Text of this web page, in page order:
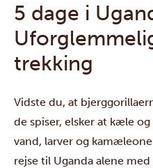
5 dage i
trekking
Vidste du, at
de spiser, elsker at kæle
vand, larver og
rejse til Uganda alene